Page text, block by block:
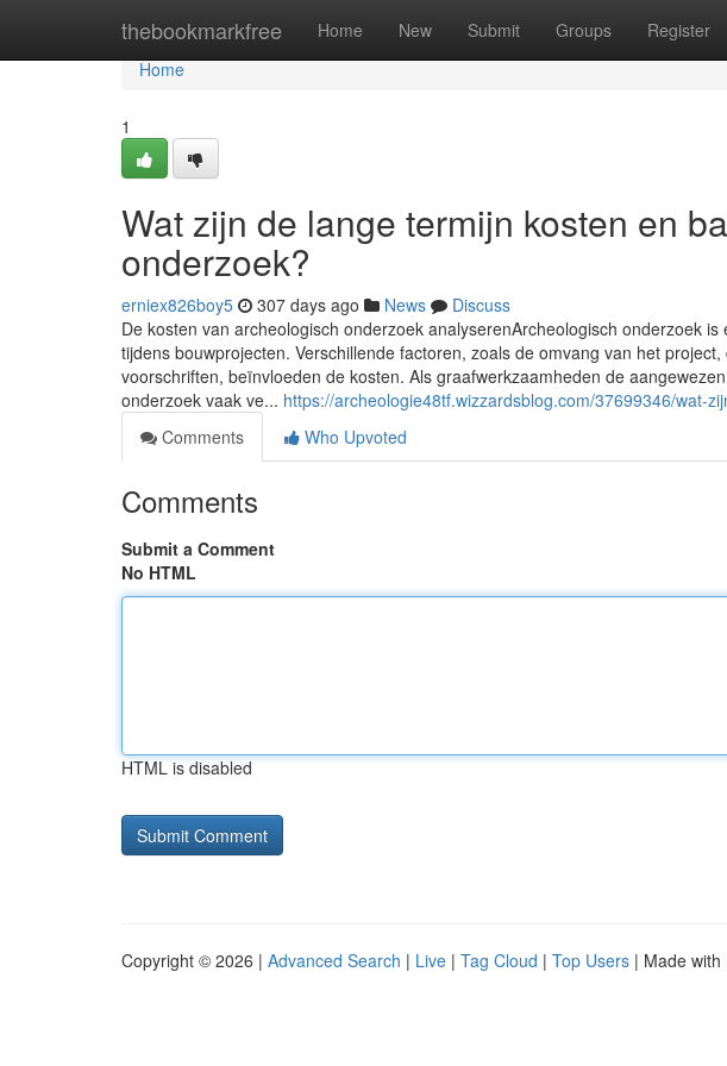
thebookmarkfree Home New Submit Groups Register
Home
Home
1
Wat zijn de lange termijn kosten en
onderzoek?
erniex826boy5 307 days ago News
Discuss
De kosten van archeologisch onderzoek analyserenArcheologisch onderzoek
tijdens bouwprojecten. Verschillende factoren, zoals de omvang van het
voorschriften, beïnvloeden de kosten. Als graafwerkzaamheden de
onderzoek vaak ve... https://archeologie48tf.wizzardsblog.com/37699346/wat-
Comments
Who Upvoted
Comments
Submit a Comment
No HTML
HTML is disabled
Copyright © 2026 | Advanced Search | Live | Tag Cloud | Top Users | Made with